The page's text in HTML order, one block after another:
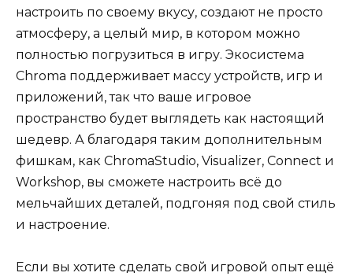
настроить по своему вкусу, создают не просто
атмосферу, а целый мир, в котором можно
полностью погрузиться в игру. Экосистема
Chroma поддерживает массу устройств, игр и
приложений, так что ваше игровое
пространство будет выглядеть как настоящий
шедевр. А благодаря таким дополнительным
фишкам, как ChromaStudio, Visualizer, Connect и
Workshop, вы сможете настроить всё до
мельчайших деталей, подгоняя под свой стиль
и настроение.
Если вы хотите сделать свой игровой опыт ещё